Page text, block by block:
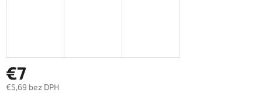
€7
€5,69 bez DPH